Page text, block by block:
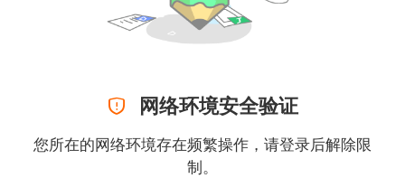
 网络环境安全验证
您所在的网络环境存在频繁操作，请登录后解除限
制。